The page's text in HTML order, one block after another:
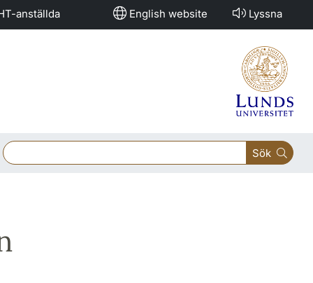
anställda English website Lyssna
Sök